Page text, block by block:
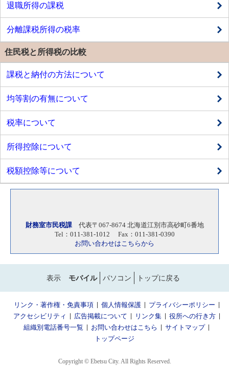
退職所得の課税
分離課税所得の税率
住民税と所得税の比較
課税と納付の方法について
均等割の有無について
税率について
所得控除について
税額控除等について
財務室市民税課代表〒067-8674 北海道江別市高砂町6番地
Tel：011-381-1012 Fax：011-381-0390
お問い合わせはこちらから
表示 モバイル パソコン トップに戻る
リンク・著作権・免責事項 個人情報保護
プライバシーポリシー
アクセシビリティ
広告掲載について リンク集
役所への行き方
組織別電話番号一覧
お問い合わせはこちら
サイトマップ
トップページ
Copyright © Ebetsu City. All Rights Reserved.